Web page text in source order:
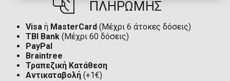
ΠΛΗΡΩΜΗΣ
Visa ή MasterCard (Μέχρι 6 άτοκες δόσεις)
TBI Bank (Μέχρι 60 δόσεις)
PayPal
Braintree
Τραπεζική Κατάθεση
Αντικαταβολή (+1€)